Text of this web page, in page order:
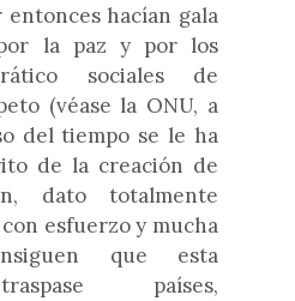
entonces hacían gala
la paz y por los
sociales de
(véase la ONU, a
del tiempo se le ha
de la creación de
dato totalmente
esfuerzo y mucha
que esta
países,